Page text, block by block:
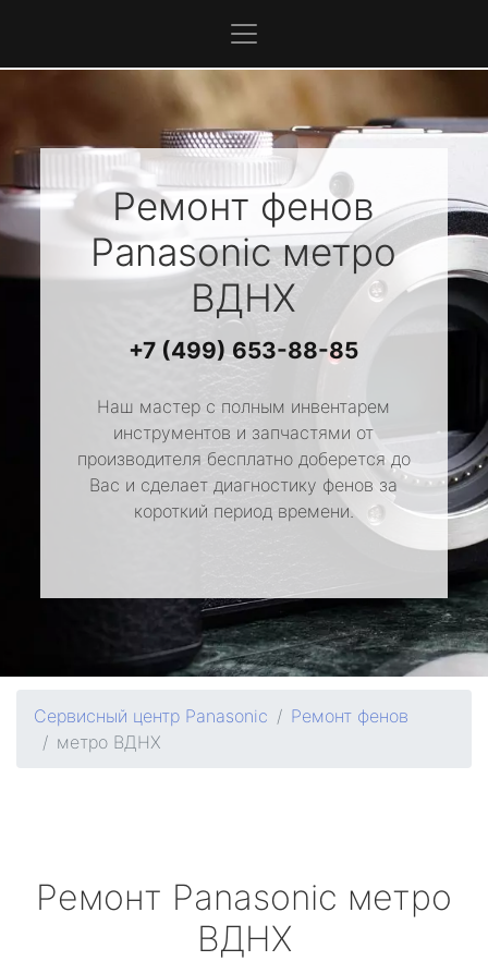
Ремонт фенов
Panasonicметро
ВДНХ
+7 (499) 653-88-85
Наш мастер с полным инвентарем
инструментов и запчастями от
производителя бесплатно доберется до
Вас и сделает диагностику фенов за
короткий период времени.
Сервисный центр Panasonic
Ремонт фенов
метро ВДНХ
Ремонт Panasonic метро
ВДНХ